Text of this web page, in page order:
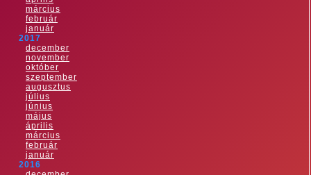
március
február
január
2017
december
november
október
szeptember
augusztus
július
június
május
április
március
február
január
2016